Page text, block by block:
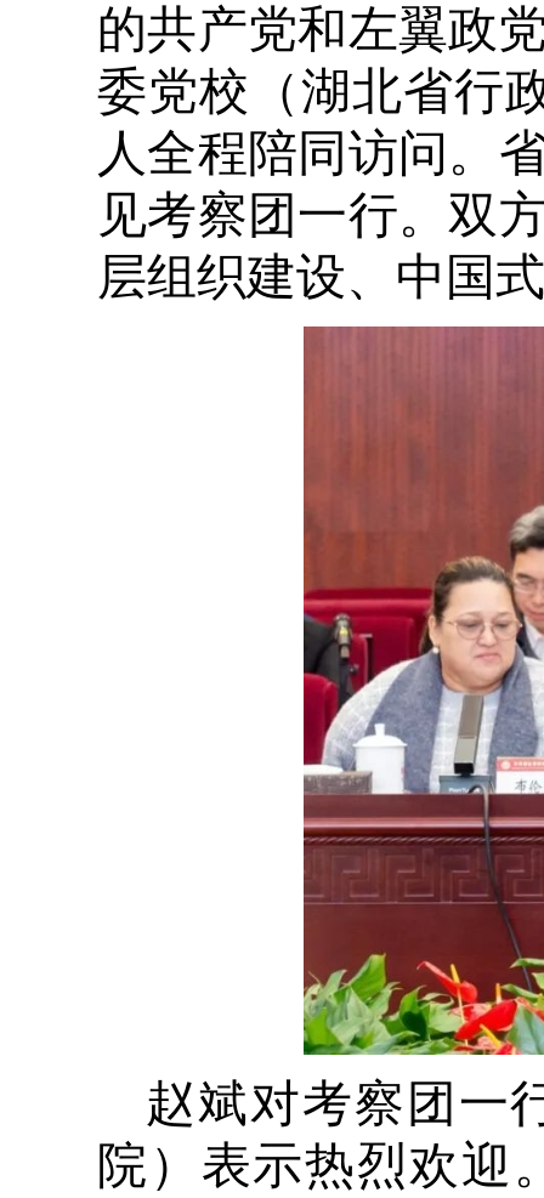
的共产党和左翼政
委党校（湖北省行
人全程陪同访问。
见考察团一行。双
层组织建设、中国
赵斌对考察团一
院）表示热烈欢迎